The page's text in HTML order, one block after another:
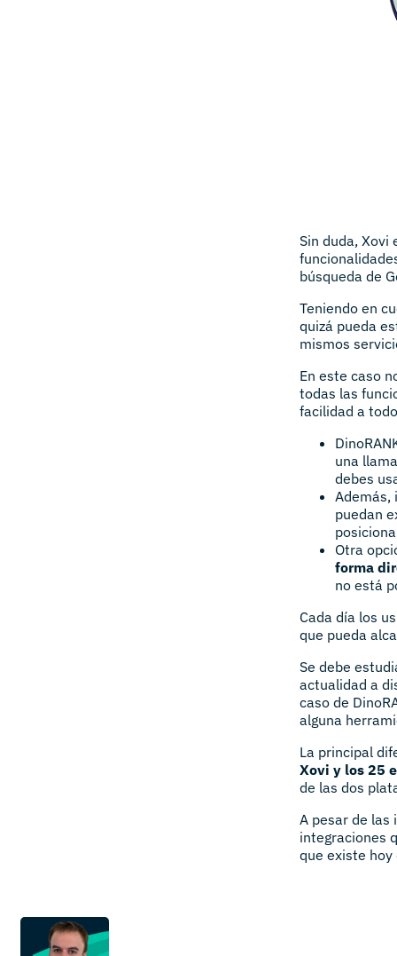
Sin duda, Xovi
búsqueda de
Teniendo en
quizá pueda
mismos
En este caso
todas las
facilidad a
una
debes
Además,
puedan
Otra
forma
no está
Cada día los
que pueda
Se debe
actualidad a
caso de
alguna
La principal
Xovi y los 25
de las dos
A pesar de las
integraciones
que existe hoy